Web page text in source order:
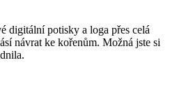
digitální potisky a loga přes celá
návrat ke kořenům. Možná jste si